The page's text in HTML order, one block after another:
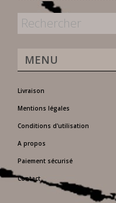
MENU
Livraison
Mentions légales
Conditions d'utilisation
A propos
Paiement sécurisé
Contact